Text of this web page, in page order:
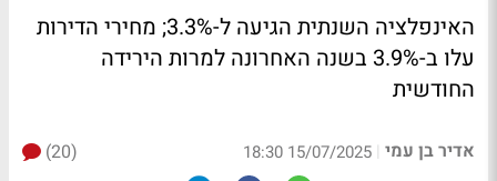
האינפלציה השנתית הגיעה ל-3.3%; מחירי הדירות
עלו ב-3.9% בשנה האחרונה למרות הירידה
החודשית
אדיר בן עמי |
15/07/2025 18:30
(20)